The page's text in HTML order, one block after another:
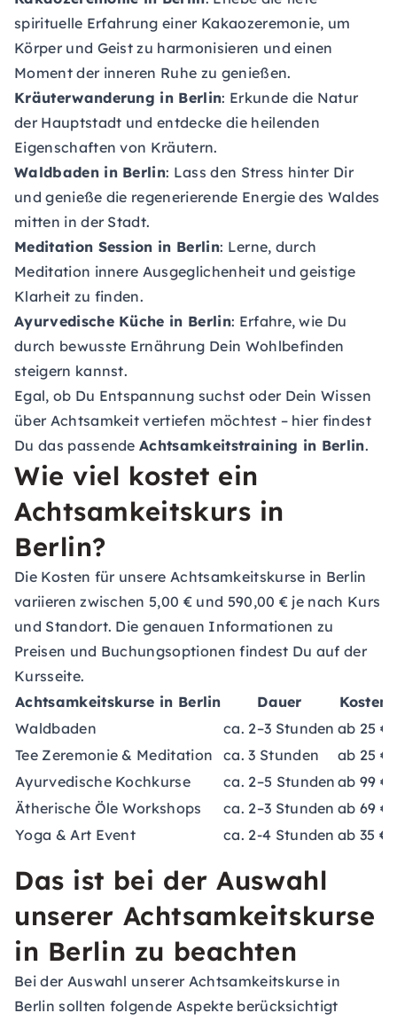
spirituelle Erfahrung einer Kakaozeremonie, um
Körper und Geist zu harmonisieren und einen
Moment der inneren Ruhe zu genießen.
Kräuterwanderung in Berlin: Erkunde die Natur
der Hauptstadt und entdecke die heilenden
Eigenschaften von Kräutern.
Waldbaden in Berlin: Lass den Stress hinter Dir
und genieße die regenerierende Energie des Waldes
mitten in der Stadt.
Meditation Session in Berlin: Lerne, durch
Meditation innere Ausgeglichenheit und geistige
Klarheit zu finden.
Ayurvedische Küche in Berlin: Erfahre, wie Du
durch bewusste Ernährung Dein Wohlbefinden
steigern kannst.
Egal, ob Du Entspannung suchst oder Dein Wissen
über Achtsamkeit vertiefen möchtest – hier findest
Du das passendeAchtsamkeitstraining in Berlin.
Wie viel kostet ein
Achtsamkeitskurs in
Berlin?
Die Kosten für unsere Achtsamkeitskurse in Berlin
variieren zwischen 5,00 € und 590,00 € je nach Kurs
und Standort. Die genauen Informationen zu
Preisen und Buchungsoptionen findest Du auf der
Kursseite.
Achtsamkeitskurse in Berlin
Dauer
Kosten
Waldbaden
ca. 2–3 Stunden ab 25 €
Tee Zeremonie & Meditation
ca. 3 Stunden
ab 25 €
Ayurvedische Kochkurse
ca. 2–5 Stunden ab 99 €
Ätherische Öle Workshops
ca. 2–3 Stunden ab 69 €
Yoga & Art Event
ca. 2-4 Stunden ab 35 €
Das ist bei der Auswahl
unserer Achtsamkeitskurse
in Berlin zu beachten
Bei der Auswahl unserer Achtsamkeitskurse in
Berlin sollten folgende Aspekte berücksichtigt